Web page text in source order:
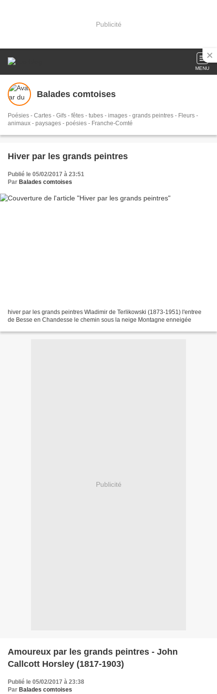
Publicité
MENU
Balades comtoises
Poésies - Cartes - Gifs - fêtes - tubes - images - grands peintres - Fleurs -
animaux - paysages - poésies - Franche-Comté
Hiver par les grands peintres
Publié le 05/02/2017 à 23:51
Par Balades comtoises
hiver par les grands peintres Wladimir de Terlikowski (1873-1951) l'entree
de Besse en Chandesse le chemin sous la neige Montagne enneigée
Publicité
Amoureux par les grands peintres - John
Callcott Horsley (1817-1903)
Publié le 05/02/2017 à 23:38
Par Balades comtoises